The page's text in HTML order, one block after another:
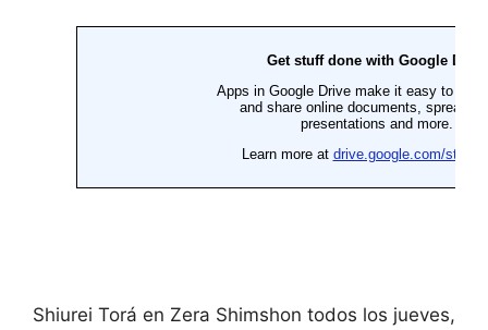
Shiurei Torá en Zera Shimshon todos los jueves,